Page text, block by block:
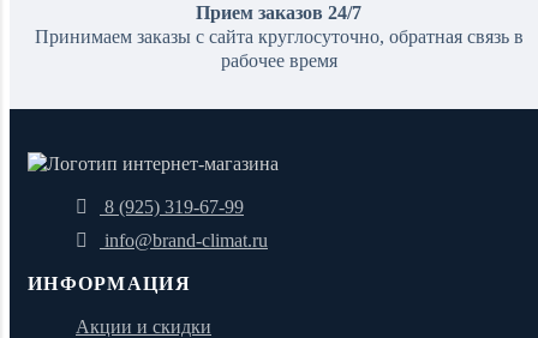
Прием заказов 24/7
Принимаем заказы с сайта круглосуточно, обратная связь в
рабочее время
8 (925) 319-67-99
info@brand-climat.ru
ИНФОРМАЦИЯ
Акции и скидки